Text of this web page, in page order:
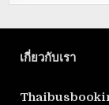
เกี่ยวกับเรา